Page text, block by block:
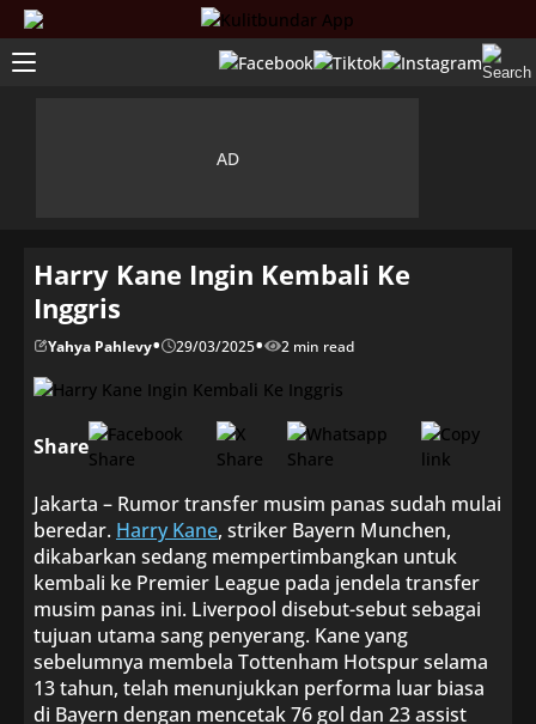
Harry Kane Ingin Kembali Ke
Inggris
Yahya Pahlevy• 29/03/2025• 2 min read
Share
Jakarta – Rumor transfer musim panas sudah mulai
beredar. Harry Kane, striker Bayern Munchen,
dikabarkan sedang mempertimbangkan untuk
kembali ke Premier League pada jendela transfer
musim panas ini. Liverpool disebut-sebut sebagai
tujuan utama sang penyerang. Kane yang
sebelumnya membela Tottenham Hotspur selama
13 tahun, telah menunjukkan performa luar biasa
di Bayern dengan mencetak 76 gol dan 23 assist